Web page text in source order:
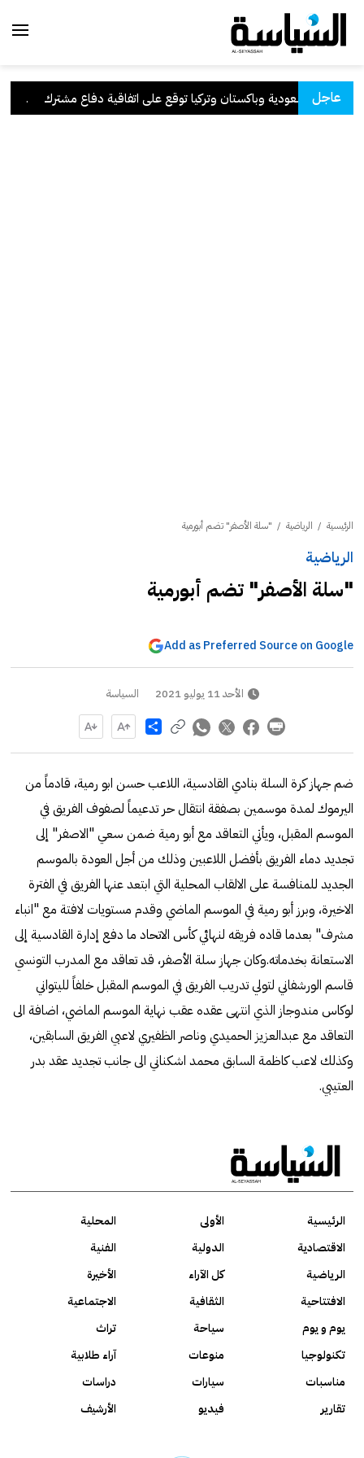
عاجلالسعودية وباكستان وتركيا توقع على اتفاقية دفاع مشترك
الرئيسية / الرياضية / "سلة الأصفر" تضم أبورمية
الرياضية
"سلة الأصفر" تضم أبورمية
Add as Preferred Source on Google
الأحد 11 يوليو 2021 السياسة
Share
‏ضم جهاز كرة السلة بنادي القادسية، اللاعب حسن ابو رمية، قادماً من
اليرموك لمدة موسمين بصفقة انتقال حر تدعيماً لصفوف الفريق في
الموسم المقبل، ويأتي التعاقد مع أبو رمية ضمن سعي "الاصفر" إلى
تجديد دماء الفريق بأفضل اللاعبين وذلك من أجل العودة بالموسم
الجديد للمنافسة على الالقاب المحلية التي ابتعد عنها الفريق في الفترة
الاخيرة، وبرز أبو رمية في الموسم الماضي وقدم مستويات لافتة مع "انباء
مشرف" بعدما قاده فريقه لنهائي كأس الاتحاد ما دفع إدارة القادسية إلى
الاستعانة بخدماته.‏وكان جهاز سلة الأصفر، قد تعاقد مع المدرب التونسي
قاسم الورشفاني لتولي تدريب الفريق في الموسم المقبل خلفاً لليتواني
لوكاس مندوجاز الذي انتهى عقده عقب نهاية الموسم الماضي، اضافة الى
التعاقد مع عبدالعزيز الحميدي وناصر الظفيري لاعبي الفريق السابقين،
وكذلك لاعب كاظمة السابق محمد اشكناني الى جانب تجديد عقد بدر
العتيبي.
الرئيسية الأولى
المحلية
الاقتصادية
الدولية
الفنية
الرياضية
كل الآراء
الأخيرة
الافتتاحية
الثقافية
الاجتماعية
يوم و يوم
سياحة
تراث
تكنولوجيا
منوعات
آراء طلابية
مناسبات
سيارات
دراسات
تقارير
فيديو الأرشيف